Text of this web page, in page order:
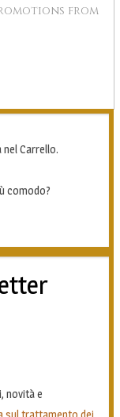
from
Carrello.
comodo?
novità e
sul trattamento dei